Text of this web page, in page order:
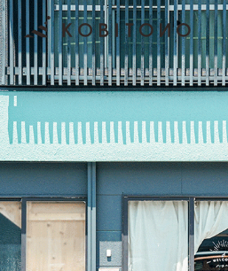
お子さまの撮影もしくはお着付
セルされる場合、キャンセル料
撮影日の1週間前〜前日
当日
撮影日のご変更は【8日前ま